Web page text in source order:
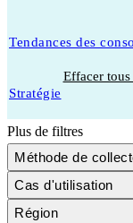
Tendances des
Stratégie
Effacer
Plus de filtres
Méthode de
Cas d'utilisation
Région